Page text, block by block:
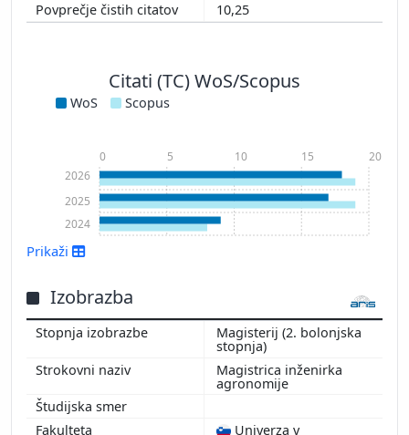
10,25
Citati (TC) WoS/Scopus
WoS Scopus
2024
2025
2026
0 5 10 15 20
Prikaži
Izobrazba
Magisterij (2. bolonjska
stopnja)
Magistrica inženirka
agronomije
Univerza v